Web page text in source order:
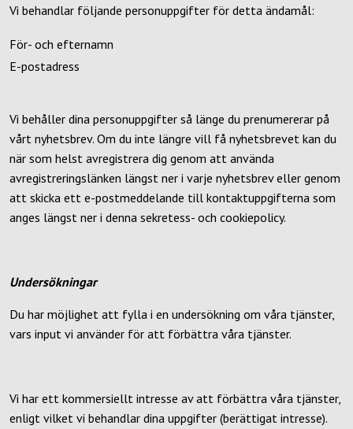
Vi behandlar följande personuppgifter för detta ändamål:
För- och efternamn
E-postadress
Vi behåller dina personuppgifter så länge du prenumererar på
vårt nyhetsbrev. Om du inte längre vill få nyhetsbrevet kan du
när som helst avregistrera dig genom att använda
avregistreringslänken längst ner i varje nyhetsbrev eller genom
att skicka ett e-postmeddelande till kontaktuppgifterna som
anges längst ner i denna sekretess- och cookiepolicy.
Undersökningar
Du har möjlighet att fylla i en undersökning om våra tjänster,
vars input vi använder för att förbättra våra tjänster.
Vi har ett kommersiellt intresse av att förbättra våra tjänster,
enligt vilket vi behandlar dina uppgifter (berättigat intresse).